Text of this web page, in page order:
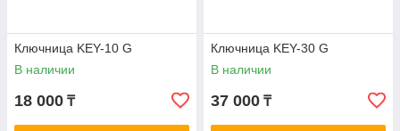
Ключница KEY-10 G
В наличии
18 000 ₸
Ключница KEY-30 G
В наличии
37 000 ₸